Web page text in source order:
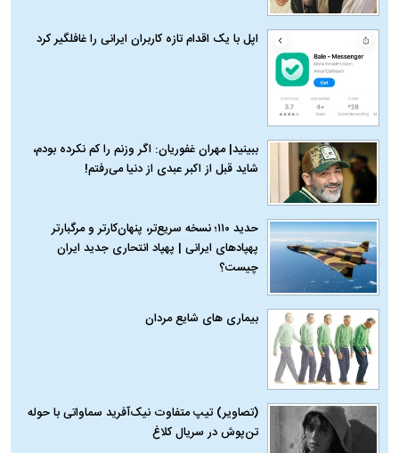
اپل با یک اقدام تازه کاربران ایرانی را غافلگیر کرد
ببینید| مهران غفوریان: اگر وزنم را کم نکرده بودم،
شاید قبل از اکبر عبدی از دنیا می‌رفتم!
حدید ۱۱۰؛ نسخه سریع‌تر، پنهان‌کارتر و مرگبارتر
پهپادهای ایرانی | پهپاد انتحاری جدید ایران
چیست؟
بیماری‌ های شایع مردان
(تصاویر) تیپ متفاوت نیک‌آفرید سماواتی با حوله
تن‌پوش در سریال کلاغ